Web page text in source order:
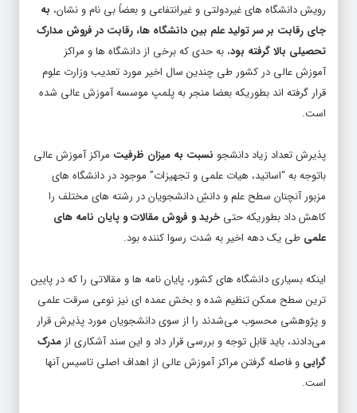
جای رقابت بر سر تولید علم بین دانشگاه ها، رقابت در فروش مدارک
تحصیلی بالا گرفته بود، به حدی که برخی از دانشگاه ها و مراکز
آموزش عالی در کشور طی چندین سال اخیر مورد تعدیب وزارت علوم
قرار گرفته اند بطوریکه بعضا منجر به پلمپ موسسه آموزش عالی شده
است.
باتوجه به “اساتید، هیات علمی و تجهیزات” موجود در دانشگاه های
مزبور آنچنان سطح علم و دانشِ دانشجویان در رشته های مختلف را
کاهش داد بطوریکه حتی خرید و فروش مقالات و پایان نامه های
علمیطی یک دهه اخیر به شدت رسوا کننده بود.
ترین سطح ممکن تنظیم شده و بخش عمده ای نیز نوعی سرقت علمی
و پژوهشی محسوب می‌شدند را از سوی دانشجویان مورد پذیرش قرار
می‌دادند، باید قابل توجه و بررسی قرار داد و این سند آشکاری ازمدرک
گراییو فاصله گرفتن مراکز آموزش عالی از اهداف اصلی تاسیس آنها
است.